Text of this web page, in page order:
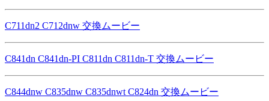
C711dn2 C712dnw 交換ムービー
C841dn C841dn-PI C811dn C811dn-T 交換ムービー
C844dnw C835dnw C835dnwt C824dn 交換ムービー